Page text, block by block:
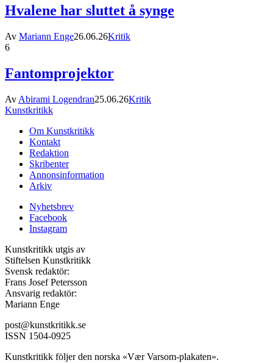
Hvalene har sluttet å synge
Av Mariann Enge26.06.26Kritik
6
Fantomprojektor
Av Abirami Logendran25.06.26Kritik
Kunstkritikk
Om Kunstkritikk
Kontakt
Redaktion
Skribenter
Annonsinformation
Arkiv
Nyhetsbrev
Facebook
Instagram
Kunstkritikk utgis av
Stiftelsen Kunstkritikk
Svensk redaktör:
Frans Josef Petersson
Ansvarig redaktör:
Mariann Enge
post@kunstkritikk.se
ISSN 1504-0925
Kunstkritikk följer den norska «Vær Varsom-plakaten».